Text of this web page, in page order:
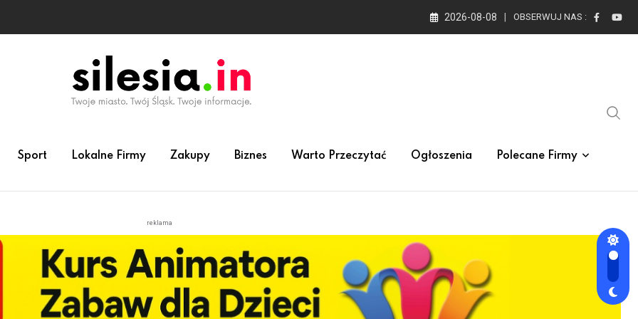
2026-08-08 OBSERWUJ NAS :
Sport Lokalne Firmy Zakupy Biznes Warto Przeczytać Ogłoszenia Polecane Firmy
reklama